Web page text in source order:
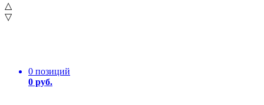
△
▽
0 позиций
0 руб.